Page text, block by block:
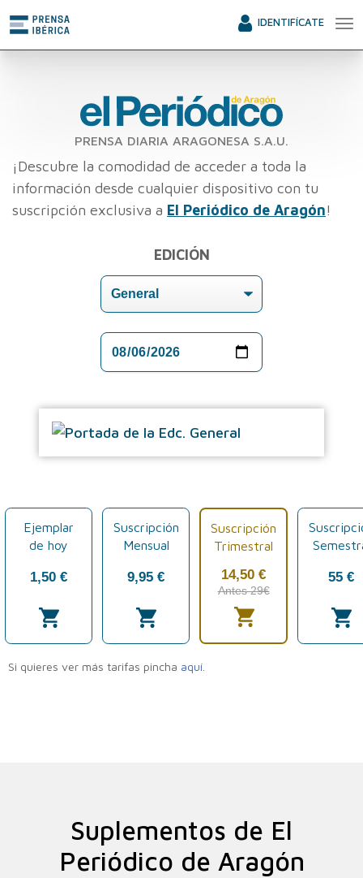
IDENTIFÍCATE
PRENSA DIARIA ARAGONESA S.A.U.
¡Descubre la comodidad de acceder a toda la
información desde cualquier dispositivo con tu
suscripción exclusiva a El Periódico de Aragón!
EDICIÓN
Suplementos de El
Periódico de Aragón